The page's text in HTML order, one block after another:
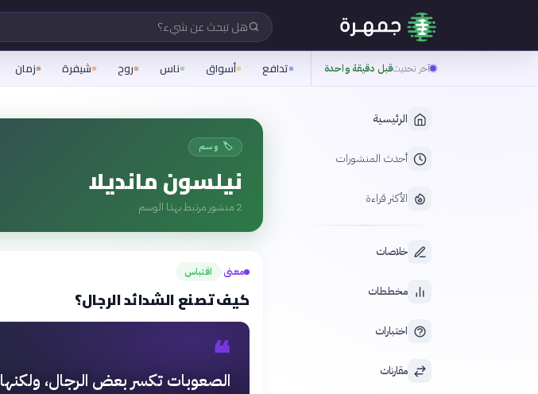
هل تبحث عن شيء؟
آخر تحديثقبل دقيقة واحدة تدافع أسواق ناس روح شيفرة زمان
الرئيسية
أحدث المنشورات
الأكثر قراءة
خلاصات
مخططات
اختبارات
مقارنات
🏷️ وسم
نيلسون مانديلا
2 منشور مرتبط بهذا الوسم
معنى› اقتباس
كيف تصنع الشدائد الرجال؟
❝
الصعوبات تكسر بعض الرجال، ولكنها